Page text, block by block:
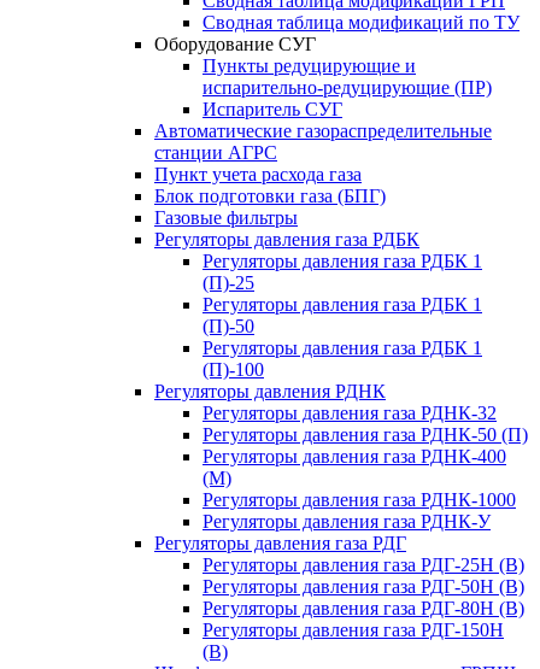
Сводная таблица модификаций по ТУ
Оборудование СУГ
Пункты редуцирующие и
испарительно-редуцирующие (ПР)
Испаритель СУГ
Автоматические газораспределительные
станции АГРС
Пункт учета расхода газа
Блок подготовки газа (БПГ)
Газовые фильтры
Регуляторы давления газа РДБК
Регуляторы давления газа РДБК 1
(П)-25
Регуляторы давления газа РДБК 1
(П)-50
Регуляторы давления газа РДБК 1
(П)-100
Регуляторы давления РДНК
Регуляторы давления газа РДНК-32
Регуляторы давления газа РДНК-50 (П)
Регуляторы давления газа РДНК-400
(М)
Регуляторы давления газа РДНК-1000
Регуляторы давления газа РДНК-У
Регуляторы давления газа РДГ
Регуляторы давления газа РДГ-25Н (В)
Регуляторы давления газа РДГ-50Н (В)
Регуляторы давления газа РДГ-80Н (В)
Регуляторы давления газа РДГ-150Н
(В)